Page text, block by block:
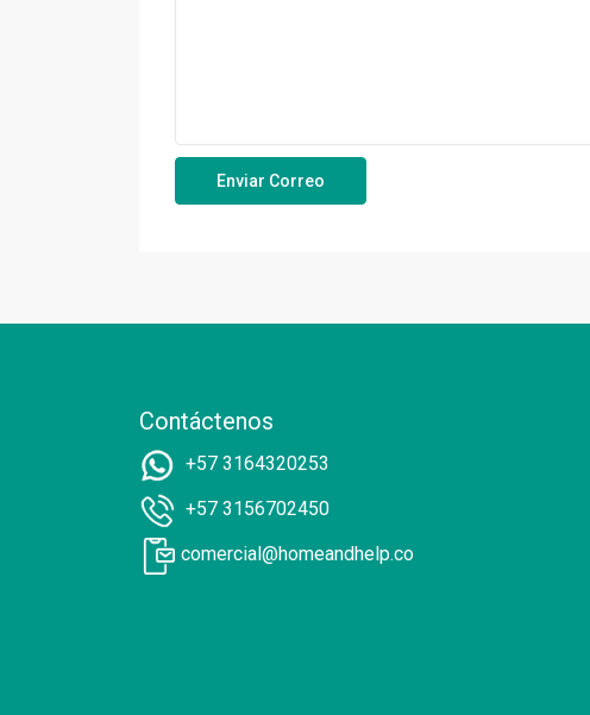
Contáctenos
+57 3164320253
+57 3156702450
comercial@homeandhelp.co